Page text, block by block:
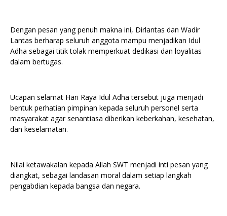
Dengan pesan yang penuh makna ini, Dirlantas dan Wadir
Lantas berharap seluruh anggota mampu menjadikan Idul
Adha sebagai titik tolak memperkuat dedikasi dan loyalitas
dalam bertugas.
Ucapan selamat Hari Raya Idul Adha tersebut juga menjadi
bentuk perhatian pimpinan kepada seluruh personel serta
masyarakat agar senantiasa diberikan keberkahan, kesehatan,
dan keselamatan.
Nilai ketawakalan kepada Allah SWT menjadi inti pesan yang
diangkat, sebagai landasan moral dalam setiap langkah
pengabdian kepada bangsa dan negara.